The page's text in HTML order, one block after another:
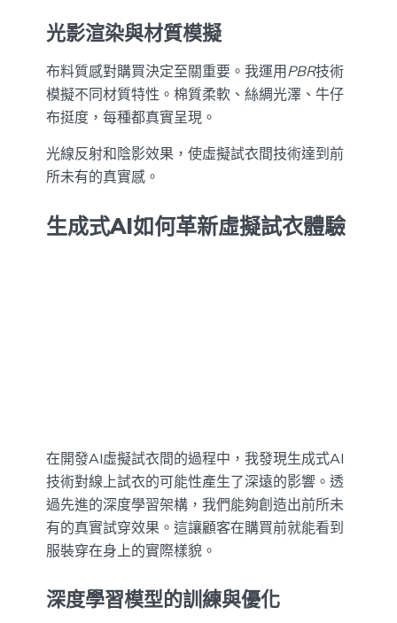
光影渲染與材質模擬
布料質感對購買決定至關重要。我運用 PBR技術
模擬不同材質特性。棉質柔軟、絲綢光澤、牛仔
布挺度，每種都真實呈現。
光線反射和陰影效果，使虛擬試衣間技術達到前
所未有的真實感。
生成式AI如何革新虛擬試衣體驗
在開發AI虛擬試衣間的過程中，我發現生成式AI
技術對線上試衣的可能性產生了深遠的影響。透
過先進的深度學習架構，我們能夠創造出前所未
有的真實試穿效果。這讓顧客在購買前就能看到
服裝穿在身上的實際樣貌。
深度學習模型的訓練與優化